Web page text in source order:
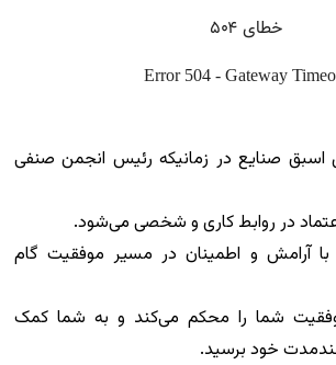
اسبق صنایع در زمانیکه رئیس انجمن صنفی
در روابط کاری و شخصی می‌شود.
با آرامش و اطمینان در مسیر موفقیت گام
شما را محکم می‌کند و به شما کمک
خود برسید.